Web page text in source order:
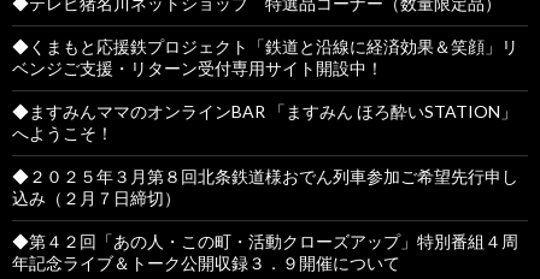
◆くまもと応援鉄プロジェクト「鉄道と沿線に経済効果＆笑顔」リ
ベンジご支援・リターン受付専用サイト開設中！
◆ますみんママのオンラインBAR 「ますみん ほろ酔いSTATION」
へようこそ！
◆２０２５年３月第８回北条鉄道様おでん列車参加ご希望先行申し
込み（２月７日締切）
◆第４２回「あの人・この町・活動クローズアップ」特別番組４周
年記念ライブ＆トーク公開収録３．９開催について